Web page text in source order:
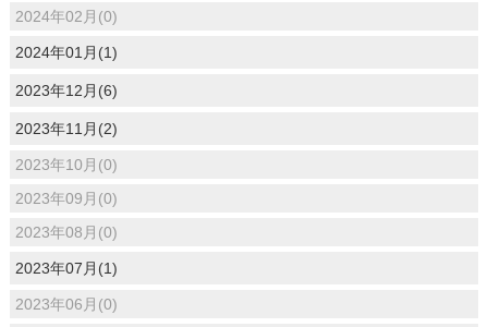
2024年02月(0)
2024年01月(1)
2023年12月(6)
2023年11月(2)
2023年10月(0)
2023年09月(0)
2023年08月(0)
2023年07月(1)
2023年06月(0)